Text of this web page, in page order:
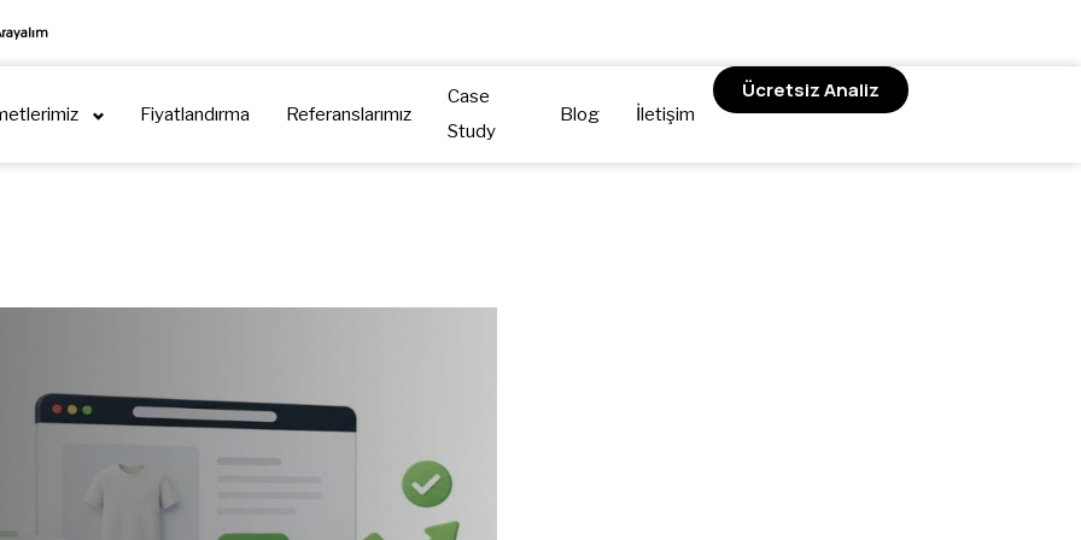
Fiyatlandırma Referanslarımız
Case
Study
Blog İletişim
Ücretsiz Analiz